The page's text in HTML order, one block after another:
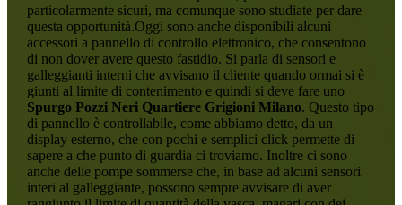
particolarmente sicuri, ma comunque sono studiate per dare
questa opportunità.Oggi sono anche disponibili alcuni
accessori a pannello di controllo elettronico, che consentono
di non dover avere questo fastidio. Si parla di sensori e
galleggianti interni che avvisano il cliente quando ormai si è
giunti al limite di contenimento e quindi si deve fare uno
Spurgo Pozzi Neri Quartiere Grigioni Milano. Questo tipo
di pannello è controllabile, come abbiamo detto, da un
display esterno, che con pochi e semplici click permette di
sapere a che punto di guardia ci troviamo. Inoltre ci sono
anche delle pompe sommerse che, in base ad alcuni sensori
interi al galleggiante, possono sempre avvisare di aver